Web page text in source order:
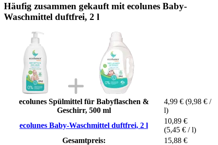
Häufig zusammen gekauft mit ecolunes Baby-
Waschmittel duftfrei, 2 l
ecolunes Spülmittel für Babyflaschen &
Geschirr, 500 ml
4,99 € (9,98 € /
l)
ecolunes Baby-Waschmittel duftfrei, 2 l
10,89 €
(5,45 € / l)
Gesamtpreis:
15,88 €